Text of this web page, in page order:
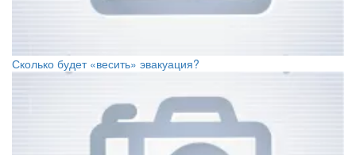
Сколько будет «весить» эвакуация?